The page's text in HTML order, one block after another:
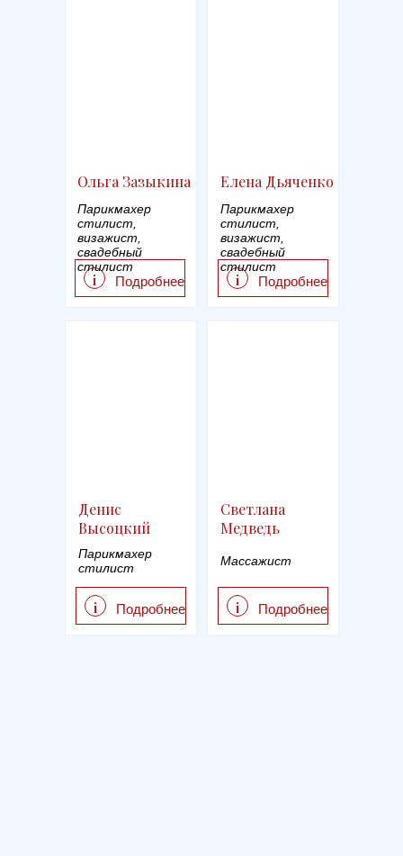
Подробнее
i
Ольга Зазыкина
Парикмахер
стилист,
визажист,
свадебный
стилист
Подробнее
i
Елена Дьяченко
Парикмахер
стилист,
визажист,
свадебный
стилист
Подробнее
i
Денис
Высоцкий
Парикмахер
стилист
Подробнее
i
Светлана
Медведь
Массажист